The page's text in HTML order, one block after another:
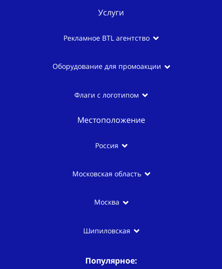
Услуги
Рекламное BTL агентство
Оборудование для промоакции
Флаги с логотипом
Местоположение
Россия
Московская область
Москва
Шипиловская
Популярное: